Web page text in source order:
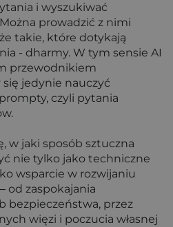
i wyszukiwać
prowadzić z nimi
takie, które dotykają
- dharmy. W tym sensie AI
przewodnikiem
jedynie nauczyć
czyli pytania
w jaki sposób sztuczna
nie tylko jako techniczne
wsparcie w rozwijaniu
od zaspokajania
bezpieczeństwa, przez
więzi i poczucia własnej